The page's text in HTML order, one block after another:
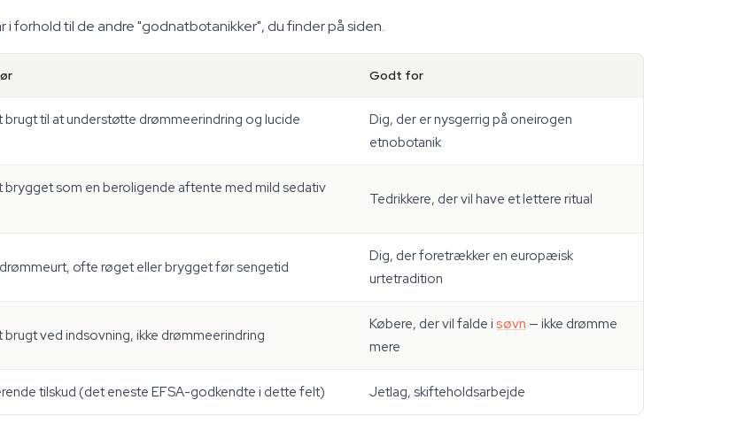
forhold til de andre "godnatbotanikker", du finder på siden.
Godt for
brugt til at understøtte drømmeerindring og lucide
Dig, der er nysgerrig på oneirogen
etnobotanik
brygget som en beroligende aftente med mild sedativ
Tedrikkere, der vil have et lettere ritual
ofte røget eller brygget før sengetid
Dig, der foretrækker en europæisk
urtetradition
ved indsovning, ikke drømmeerindring
Købere, der vil falde i søvn — ikke drømme
mere
tilskud (det eneste EFSA-godkendte i dette felt) Jetlag, skifteholdsarbejde